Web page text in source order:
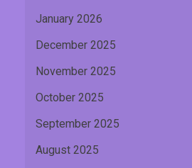
January 2026
December 2025
November 2025
October 2025
September 2025
August 2025